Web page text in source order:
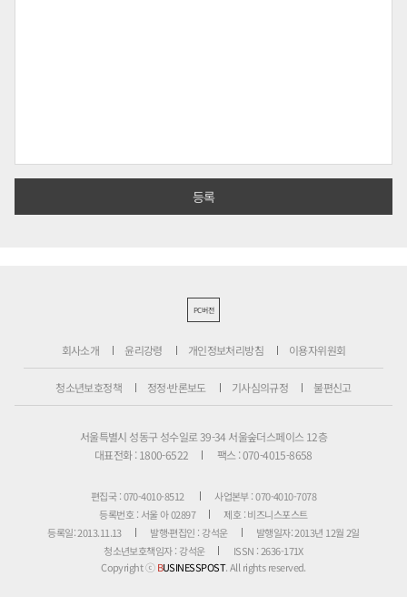
PC버전
회사소개 윤리강령 개인정보처리방침 이용자위원회
청소년보호정책 정정·반론보도 기사심의규정 불편신고
서울특별시 성동구 성수일로 39-34 서울숲더스페이스 12층
대표전화 : 1800-6522
팩스 : 070-4015-8658
편집국 : 070-4010-8512
사업본부 : 070-4010-7078
등록번호 : 서울 아 02897
제호 : 비즈니스포스트
등록일: 2013.11.13
발행·편집인 : 강석운
발행일자: 2013년 12월 2일
청소년보호책임자 : 강석운
ISSN : 2636-171X
Copyright ⓒBUSINESSPOST. All rights reserved.